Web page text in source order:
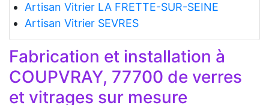
Artisan Vitrier LA FRETTE-SUR-SEINE
Artisan Vitrier SEVRES
Fabrication et installation à
COUPVRAY, 77700 de verres
et vitrages sur mesure